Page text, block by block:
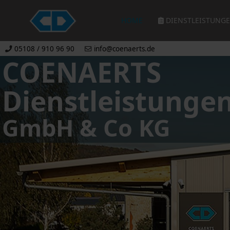
HOME
05108 / 910 96 90 info@coenaerts.de
COENAERTS
GmbH & Co KG